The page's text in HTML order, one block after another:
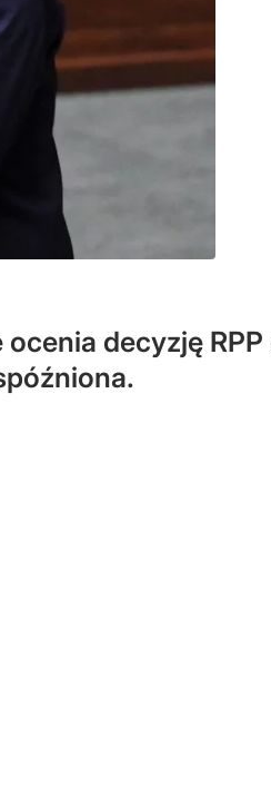
decyzję